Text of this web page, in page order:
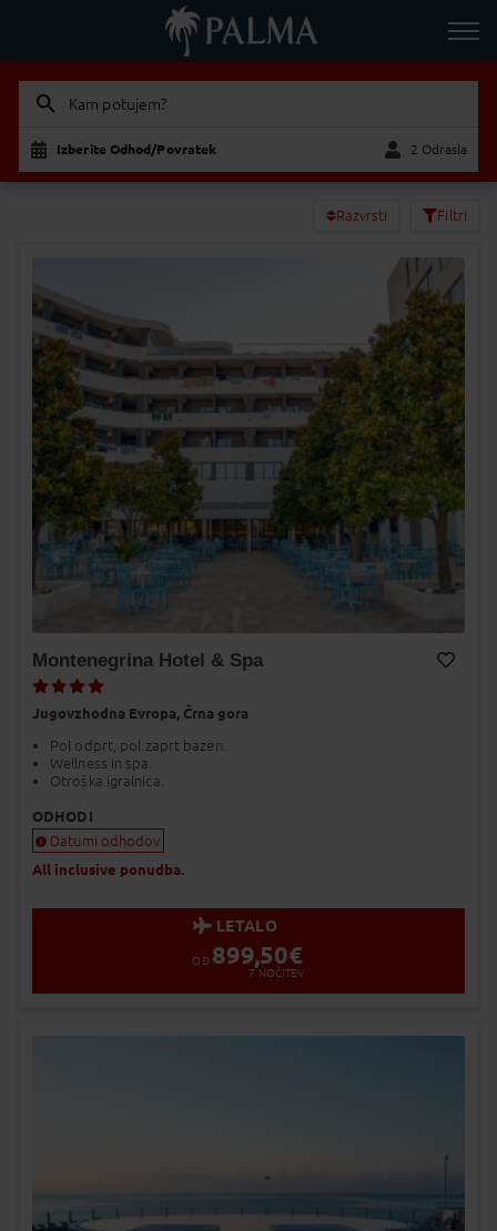
Kam potujem?
Izberite Odhod/Povratek 2 Odrasla
Razvrsti Filtri
Montenegrina Hotel & Spa
Jugovzhodna Evropa, Črna gora
Pol odprt, pol zaprt bazen.
Wellness in spa.
Otroška igralnica.
ODHODI
Datumi odhodov
All inclusive ponudba.
LETALO
OD 899,50€
7 NOČITEV